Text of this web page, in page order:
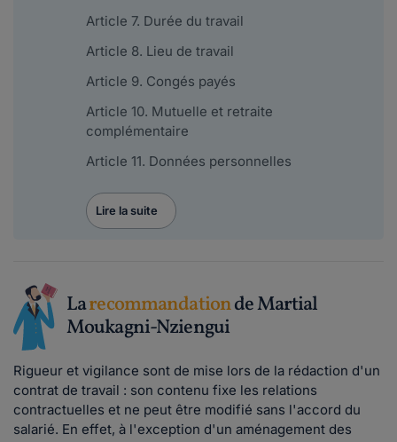
Article 7. Durée du travail
Article 8. Lieu de travail
Article 9. Congés payés
Article 10. Mutuelle et retraite
complémentaire
Article 11. Données personnelles
Lire la suite
Larecommandationde Martial
Moukagni-Nziengui
Rigueur et vigilance sont de mise lors de la rédaction d'un
contrat de travail : son contenu fixe les relations
contractuelles et ne peut être modifié sans l'accord du
salarié. En effet, à l'exception d'un aménagement des